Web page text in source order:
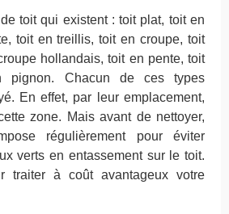
toit qui existent : toit plat, toit en
toit en treillis, toit en croupe, toit
hollandais, toit en pente, toit
pignon. Chacun de ces types
En effet, par leur emplacement,
zone. Mais avant de nettoyer,
régulièrement pour éviter
verts en entassement sur le toit.
traiter à coût avantageux votre